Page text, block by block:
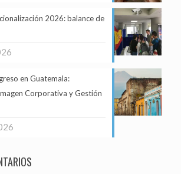
2026: balance de
en Guatemala:
Corporativa y Gestión